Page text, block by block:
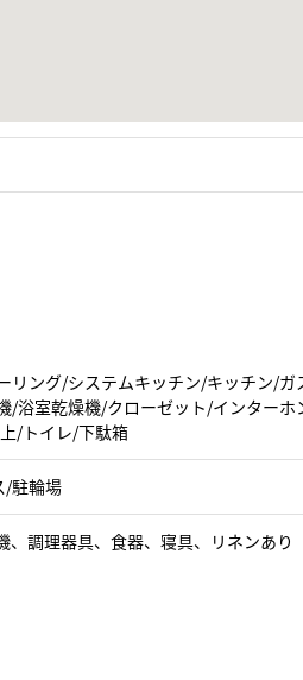
リング/システムキッチン/キッチン/
/浴室乾燥機/クローゼット/インター
/トイレ/下駄箱
/駐輪場
調理器具、食器、寝具、リネンあり